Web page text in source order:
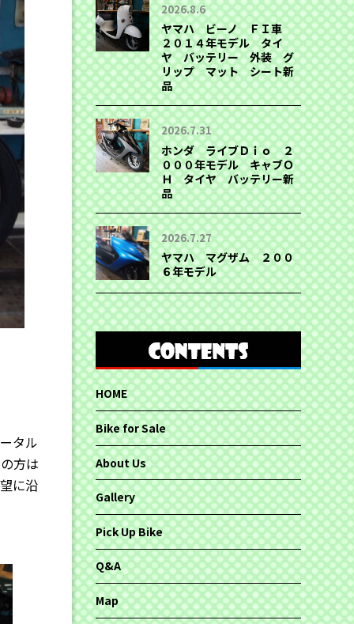
タル
方は
に沿
2026.8.6
ヤマハ ビーノ ＦＩ車
２０１４年モデル タイ
ヤ バッテリー 外装 グ
リップ マット シート新
品
2026.7.31
ホンダ ライブＤｉｏ ２
０００年モデル キャブＯ
Ｈ タイヤ バッテリー新
品
2026.7.27
ヤマハ マグザム ２００
６年モデル
HOME
Bike for Sale
About Us
Gallery
Pick Up Bike
Q&A
Map